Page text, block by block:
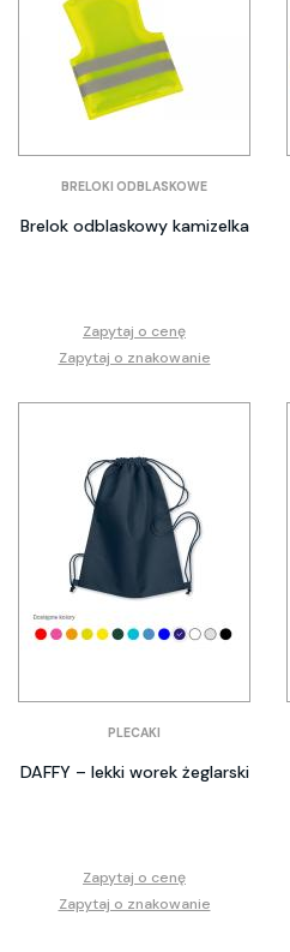
BRELOKI ODBLASKOWE
Brelok odblaskowy kamizelka
Zapytaj o cenę
Zapytaj o znakowanie
PLECAKI
DAFFY – lekki worek żeglarski
Zapytaj o cenę
Zapytaj o znakowanie